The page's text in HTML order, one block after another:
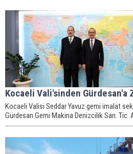
Kocaeli Vali'sinden Gürdesan'a
Kocaeli Valisi Seddar Yavuz gemi imalat
Gürdesan Gemi Makina Denizcilik San. Tic.